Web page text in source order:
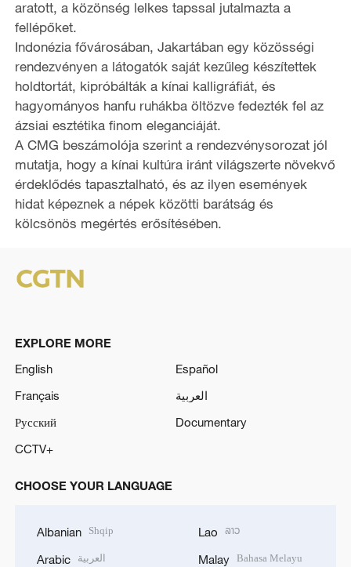
aratott, a közönség lelkes tapssal jutalmazta a
fellépőket.
Indonézia fővárosában, Jakartában egy közösségi
rendezvényen a látogatók saját kezűleg készítettek
holdtortát, kipróbálták a kínai kalligráfiát, és
hagyományos hanfu ruhákba öltözve fedezték fel az
ázsiai esztétika finom eleganciáját.
A CMG beszámolója szerint a rendezvénysorozat jól
mutatja, hogy a kínai kultúra iránt világszerte növekvő
érdeklődés tapasztalható, és az ilyen események
hidat képeznek a népek közötti barátság és
kölcsönös megértés erősítésében.
EXPLORE MORE
English
Español
Français
العربية
Русский
Documentary
CCTV+
CHOOSE YOUR LANGUAGE
Albanian Shqip
Arabic العربية
Lao ລາວ
Malay Bahasa Melayu